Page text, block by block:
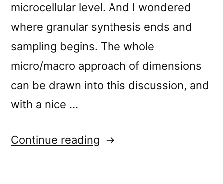
microcellular level. And I wondered
where granular synthesis ends and
sampling begins. The whole
micro/macro approach of dimensions
can be drawn into this discussion, and
with a nice …
Continue reading “Jos